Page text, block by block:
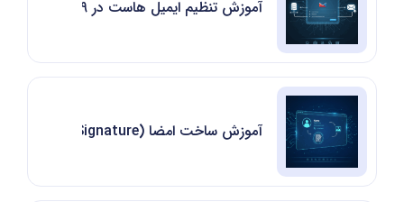
آموزش تنظیم ایمیل هاست در Microsoft Outlook 2019
آموزش ساخت امضا (Signature) برای ایمیل همراه با درج تصویر